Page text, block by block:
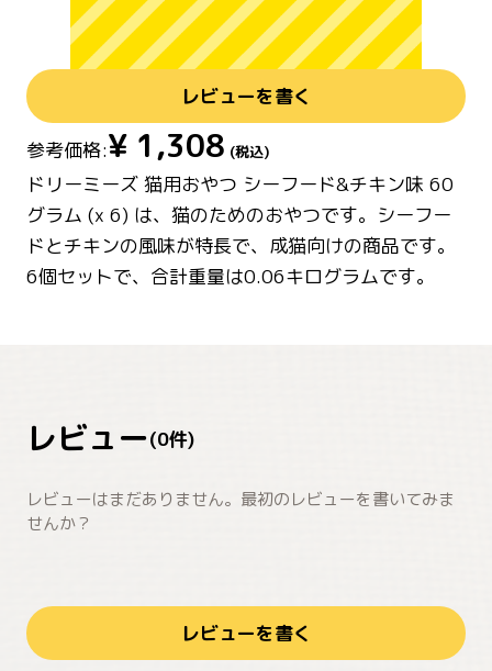
レビューを書く
参考価格:¥ 1,308 (税込)
ドリーミーズ 猫用おやつ シーフード&チキン味 60
グラム (x 6) は、猫のためのおやつです。シーフー
ドとチキンの風味が特長で、成猫向けの商品です。
6個セットで、合計重量は0.06キログラムです。
レビュー(0件)
レビューはまだありません。最初のレビューを書いてみま
せんか？
レビューを書く